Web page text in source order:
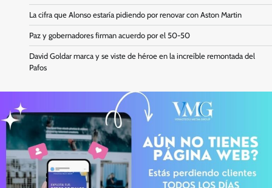
La cifra que Alonso estaría pidiendo por renovar con Aston Martin
Paz y gobernadores firman acuerdo por el 50-50
David Goldar marca y se viste de héroe en la increíble remontada del
Pafos